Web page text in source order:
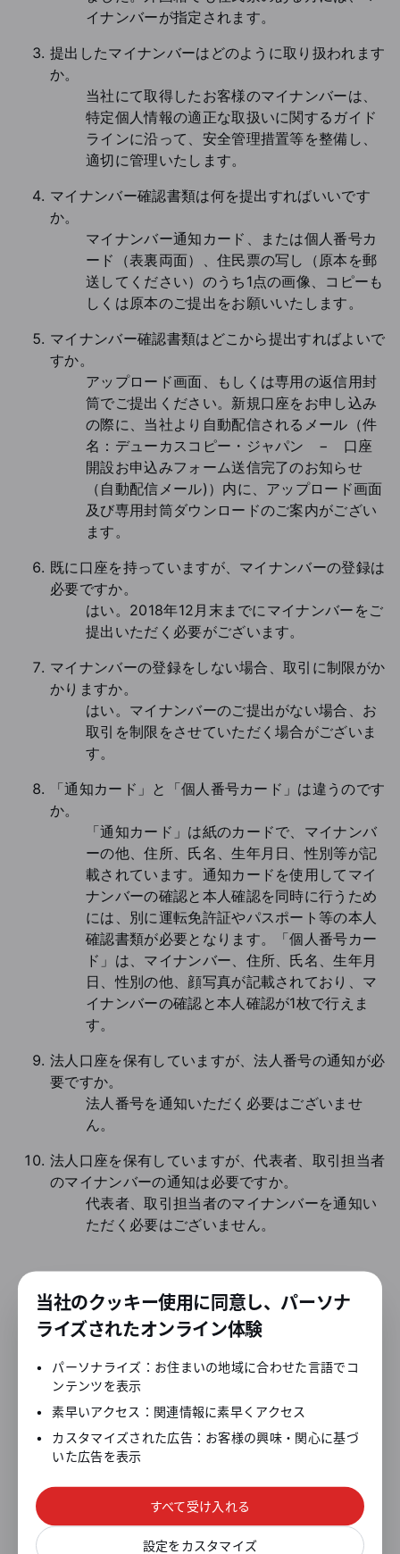
イナンバーが指定されます。
提出したマイナンバーはどのように取り扱われます
か。
当社にて取得したお客様のマイナンバーは、
特定個人情報の適正な取扱いに関するガイド
ラインに沿って、安全管理措置等を整備し、
適切に管理いたします。
マイナンバー確認書類は何を提出すればいいです
か。
マイナンバー通知カード、または個人番号カ
ード（表裏両面）、住民票の写し（原本を郵
送してください）のうち1点の画像、コピーも
しくは原本のご提出をお願いいたします。
マイナンバー確認書類はどこから提出すればよいで
すか。
アップロード画面、もしくは専用の返信用封
筒でご提出ください。新規口座をお申し込み
の際に、当社より自動配信されるメール（件
名：デューカスコピー・ジャパン − 口座
開設お申込みフォーム送信完了のお知らせ
（自動配信メール)）内に、アップロード画面
及び専用封筒ダウンロードのご案内がござい
ます。
既に口座を持っていますが、マイナンバーの登録は
必要ですか。
はい。2018年12月末までにマイナンバーをご
提出いただく必要がございます。
マイナンバーの登録をしない場合、取引に制限がか
かりますか。
はい。マイナンバーのご提出がない場合、お
取引を制限をさせていただく場合がございま
す。
「通知カード」と「個人番号カード」は違うのです
か。
「通知カード」は紙のカードで、マイナンバ
ーの他、住所、氏名、生年月日、性別等が記
載されています。通知カードを使用してマイ
ナンバーの確認と本人確認を同時に行うため
には、別に運転免許証やパスポート等の本人
確認書類が必要となります。「個人番号カー
ド」は、マイナンバー、住所、氏名、生年月
日、性別の他、顔写真が記載されており、マ
イナンバーの確認と本人確認が1枚で行えま
す。
法人口座を保有していますが、法人番号の通知が必
要ですか。
法人番号を通知いただく必要はございませ
ん。
法人口座を保有していますが、代表者、取引担当者
のマイナンバーの通知は必要ですか。
代表者、取引担当者のマイナンバーを通知い
ただく必要はございません。
営業時間
9:00－17:00 （土日祝日を除く）
当社のクッキー使用に同意し、パーソナ
ライズされたオンライン体験
•
パーソナライズ：お住まいの地域に合わせた言語でコ
ンテンツを表示
•
素早いアクセス：関連情報に素早くアクセス
•
カスタマイズされた広告：お客様の興味・関心に基づ
いた広告を表示
すべて受け入れる
設定をカスタマイズ